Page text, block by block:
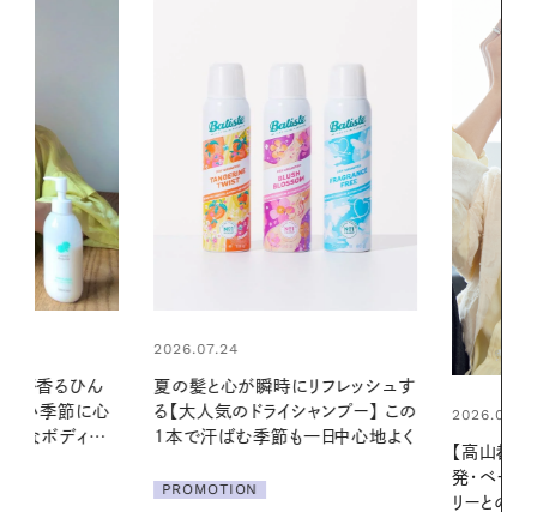
香るひん
い季節に心
なボディケ
2026.07.24
夏の髪と心が瞬時にリフレッシュす
る【大人気のドライシャンプー】 この
1本で汗ばむ季節も一日中心地よく
PROMOTION
2026.07.21
【高山都さ
発・ベーリング
リーとの重